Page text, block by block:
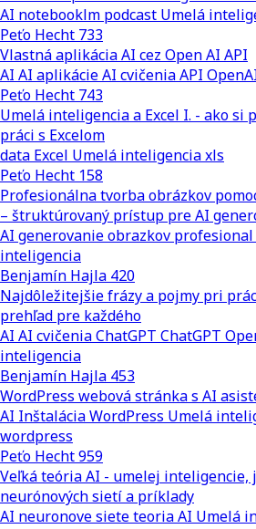
AI notebooklm podcast Umelá
Peťo Hecht 733
Vlastná aplikácia AI cez Open AI API
AI AI aplikácieAI cvičeniaAPI
Peťo Hecht 743
Umelá inteligencia a Excel I. - ako si
práci s Excelom
data Excel Umelá inteligenciaxls
Peťo Hecht 158
Profesionálna tvorba obrázkov
– štruktúrovaný prístup pre AI
AI generovanie obrazkov profesional
inteligencia
Benjamín Hajla 420
Najdôležitejšie frázy a pojmy pri
prehľad pre každého
AI AI cvičeniaChatGPT ChatGPT
inteligencia
Benjamín Hajla 453
WordPress webová stránka s AI
AI Inštalácia WordPress Umelá
wordpress
Peťo Hecht959
Veľká teória AI - umelej inteligencie,
neurónových sietí a príklady
AI neuronove sieteteoria AI Umelá